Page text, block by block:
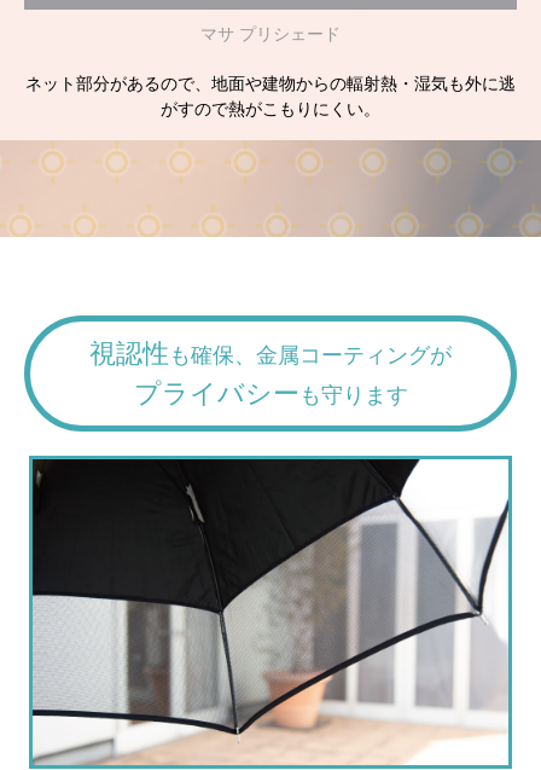
マサ プリシェード
ネット部分があるので、地面や建物からの輻射熱・湿気も外に逃
がすので熱がこもりにくい。
視認性 も確保、金属コーティングが
プライバシー も守ります